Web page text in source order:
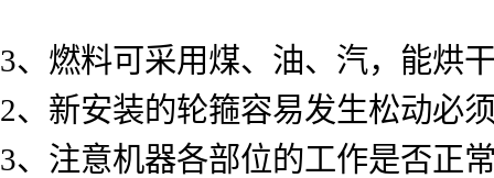
3、燃料可采用煤、油、汽，能烘
2、新安装的轮箍容易发生松动必
3、注意机器各部位的工作是否正